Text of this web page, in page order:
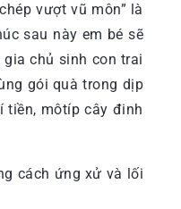
vượt vũ môn” là
sau này em bé sẽ
chủ sinh con trai
gói quà trong dịp
tiền, môtíp cây đinh
cách ứng xử và lối